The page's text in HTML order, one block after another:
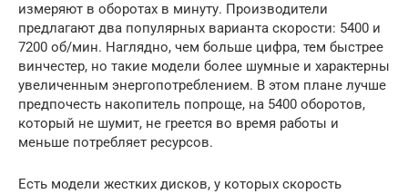
измеряют в оборотах в минуту. Производители
предлагают два популярных варианта скорости: 5400 и
7200 об/мин. Наглядно, чем больше цифра, тем быстрее
винчестер, но такие модели более шумные и характерны
увеличенным энергопотреблением. В этом плане лучше
предпочесть накопитель попроще, на 5400 оборотов,
который не шумит, не греется во время работы и
меньше потребляет ресурсов.
Есть модели жестких дисков, у которых скорость